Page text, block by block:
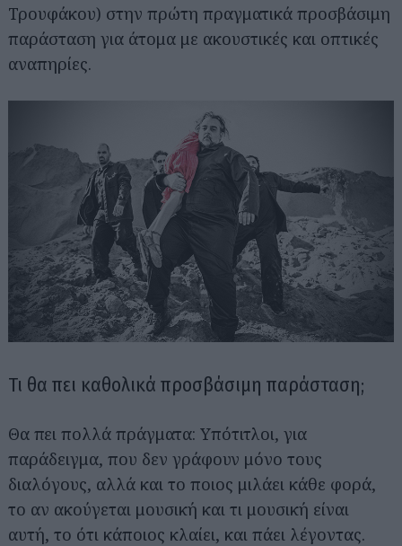
Τρουφάκου) στην πρώτη πραγματικά προσβάσιμη
παράσταση για άτομα με ακουστικές και οπτικές
αναπηρίες.
Τι θα πει καθολικά προσβάσιμη παράσταση;
Θα πει πολλά πράγματα: Υπότιτλοι, για
παράδειγμα, που δεν γράφουν μόνο τους
διαλόγους, αλλά και το ποιος μιλάει κάθε φορά,
το αν ακούγεται μουσική και τι μουσική είναι
αυτή, το ότι κάποιος κλαίει, και πάει λέγοντας.